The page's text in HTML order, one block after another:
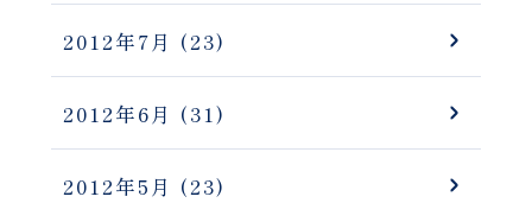
2012年7月 (23)
2012年6月 (31)
2012年5月 (23)